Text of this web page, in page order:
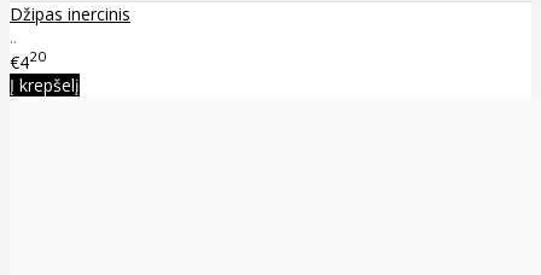
Džipas inercinis
..
€420
Į krepšelį